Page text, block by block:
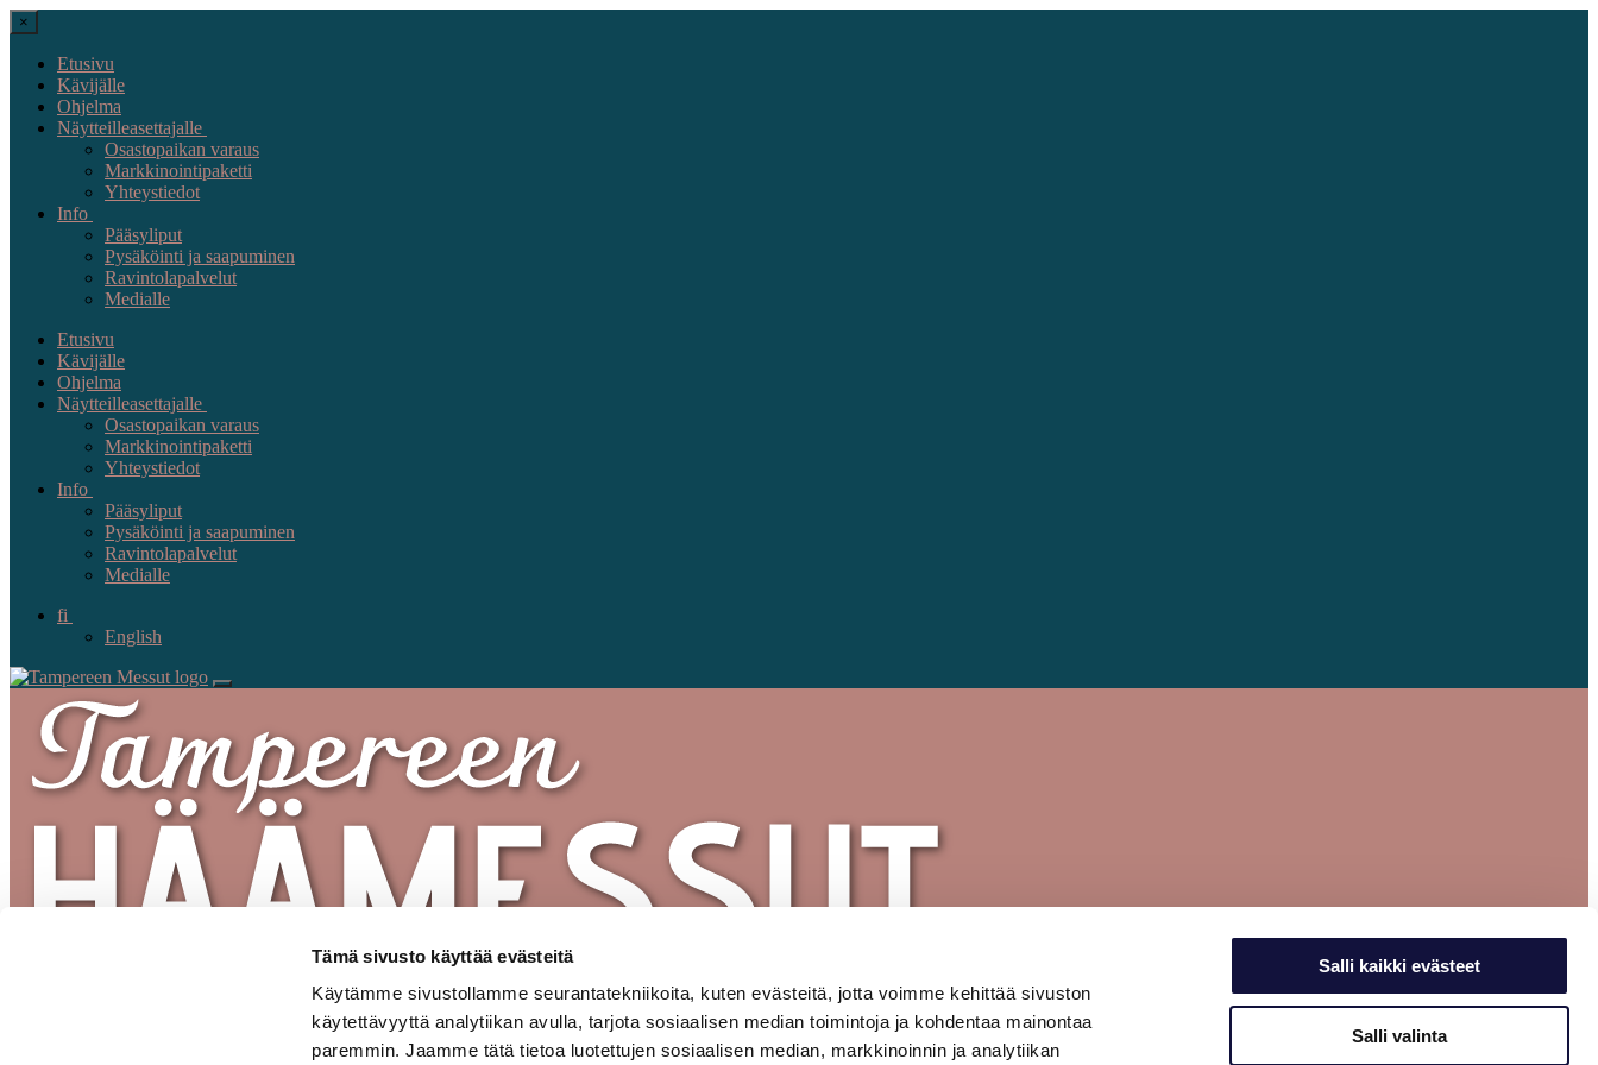
Tämä sivusto käyttää evästeitä
Käytämme sivustollamme seurantatekniikoita, kuten evästeitä, jotta voimme kehittää sivuston
käytettävyyttä analytiikan avulla, tarjota sosiaalisen median toimintoja ja kohdentaa mainontaa
paremmin. Jaamme tätä tietoa luotettujen sosiaalisen median, markkinoinnin ja analytiikan
Salli kaikki evästeet
Salli valinta
×
Etusivu
Kävijälle
Ohjelma
Näytteilleasettajalle
Osastopaikan varaus
Markkinointipaketti
Yhteystiedot
Info
Pääsyliput
Pysäköinti ja saapuminen
Ravintolapalvelut
Medialle
Etusivu
Kävijälle
Ohjelma
Näytteilleasettajalle
Osastopaikan varaus
Markkinointipaketti
Yhteystiedot
Info
Pääsyliput
Pysäköinti ja saapuminen
Ravintolapalvelut
Medialle
fi
English